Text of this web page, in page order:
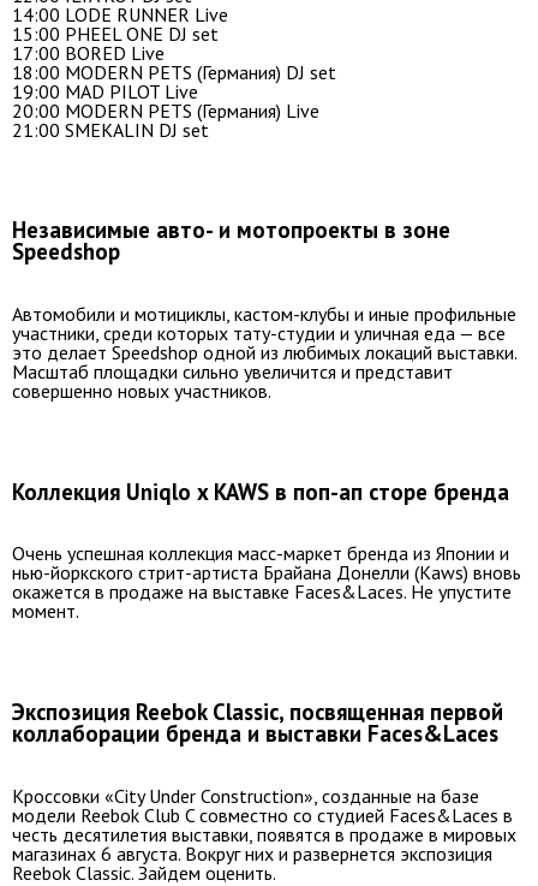
14:00 LODE RUNNER Live
15:00 PHEEL ONE DJ set
17:00 BORED Live
18:00 MODERN PETS (Германия) DJ set
19:00 MAD PILOT Live
20:00 MODERN PETS (Германия) Live
21:00 SMEKALIN DJ set
Независимые авто- и мотопроекты в зоне
Speedshop
Автомобили и мотициклы, кастом-клубы и иные профильные
участники, среди которых тату-студии и уличная еда — все
это делает Speedshop одной из любимых локаций выставки.
Масштаб площадки сильно увеличится и представит
совершенно новых участников.
Коллекция Uniqlo x KAWS в поп-ап сторе бренда
Очень успешная коллекция масс-маркет бренда из Японии и
нью-йоркского стрит-артиста Брайана Донелли (Kaws) вновь
окажется в продаже на выставке Faces&Laces. Не упустите
момент.
Экспозиция Reebok Classic, посвященная первой
коллаборации бренда и выставки Faces&Laces
Кроссовки «City Under Construction», созданные на базе
модели Reebok Club C совместно со студией Faces&Laces в
честь десятилетия выставки, появятся в продаже в мировых
магазинах 6 августа. Вокруг них и развернется экспозиция
Reebok Classic. Зайдем оценить.